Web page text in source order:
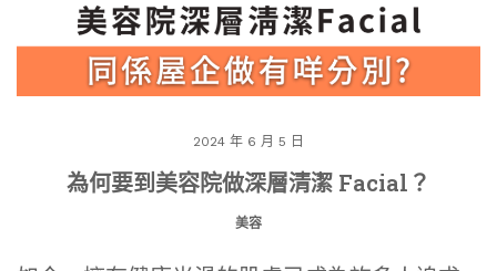
2024 年 6 月 5 日
為何要到美容院做深層清潔 Facial？
美容